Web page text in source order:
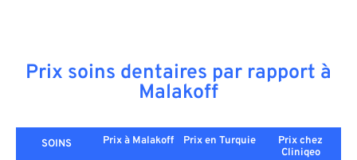
Prix soins dentaires par rapport à
Malakoff
SOINS Prix à Malakoff Prix en Turquie
Prix chez
Cliniqeo